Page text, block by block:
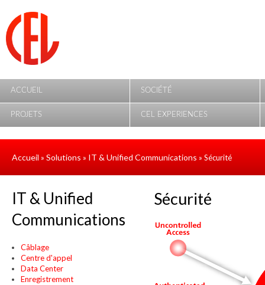
ACCUEIL SOCIÉTÉ
PROJETS CEL EXPERIENCES
Accueil » Solutions » IT & Unified Communications » Sécurité
Sécurité
IT & Unified
Communications
Câblage
Centre d'appel
Data Center
Enregistrement